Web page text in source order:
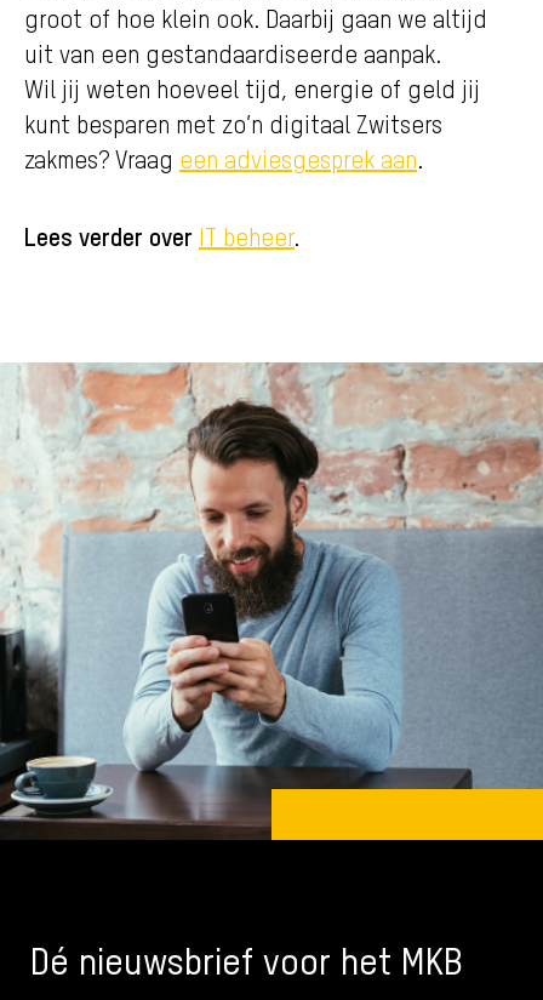
groot of hoe klein ook. Daarbij gaan we altijd
uit van een gestandaardiseerde aanpak.
Wil jij weten hoeveel tijd, energie of geld jij
kunt besparen met zo’n digitaal Zwitsers
zakmes? Vraag een adviesgesprek aan.
Lees verder over IT beheer.
Dé nieuwsbrief voor het MKB